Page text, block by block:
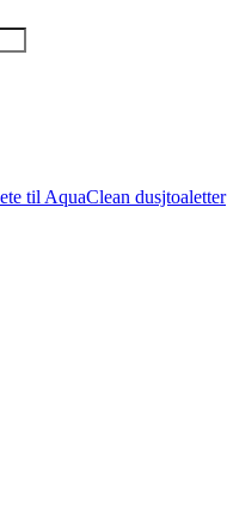
til AquaClean dusjtoaletter